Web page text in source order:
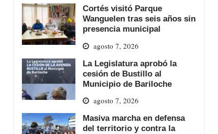
Cortés visitó Parque
Wanguelen tras seis años sin
presencia municipal
agosto 7, 2026
La Legislatura aprobó la
cesión de Bustillo al
Municipio de Bariloche
agosto 7, 2026
Masiva marcha en defensa
del territorio y contra la